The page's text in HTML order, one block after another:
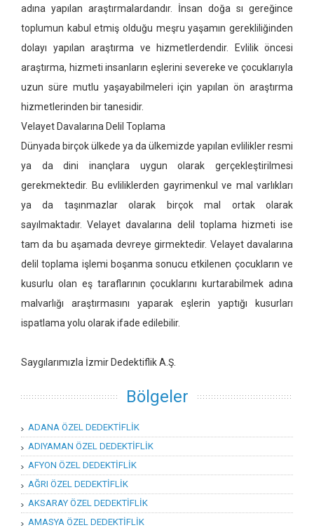
adına yapılan araştırmalardandır. İnsan doğa sı gereğince
toplumun kabul etmiş olduğu meşru yaşamın gerekliliğinden
dolayı yapılan araştırma ve hizmetlerdendir. Evlilik öncesi
araştırma, hizmeti insanların eşlerini severeke ve çocuklarıyla
uzun süre mutlu yaşayabilmeleri için yapılan ön araştırma
hizmetlerinden bir tanesidir.
Velayet Davalarına Delil Toplama
Dünyada birçok ülkede ya da ülkemizde yapılan evlilikler resmi
ya da dini inançlara uygun olarak gerçekleştirilmesi
gerekmektedir. Bu evliliklerden gayrimenkul ve mal varlıkları
ya da taşınmazlar olarak birçok mal ortak olarak
sayılmaktadır. Velayet davalarına delil toplama hizmeti ise
tam da bu aşamada devreye girmektedir. Velayet davalarına
delil toplama işlemi boşanma sonucu etkilenen çocukların ve
kusurlu olan eş taraflarının çocuklarını kurtarabilmek adına
malvarlığı araştırmasını yaparak eşlerin yaptığı kusurları
ispatlama yolu olarak ifade edilebilir.
Saygılarımızla İzmir Dedektiflik A.Ş.
Bölgeler
ADANA ÖZEL DEDEKTİFLİK
ADIYAMAN ÖZEL DEDEKTİFLİK
AFYON ÖZEL DEDEKTİFLİK
AĞRI ÖZEL DEDEKTİFLİK
AKSARAY ÖZEL DEDEKTİFLİK
AMASYA ÖZEL DEDEKTİFLİK